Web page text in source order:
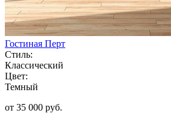
Гостиная Перт
Стиль:
Классический
Цвет:
Темный
от 35 000 руб.